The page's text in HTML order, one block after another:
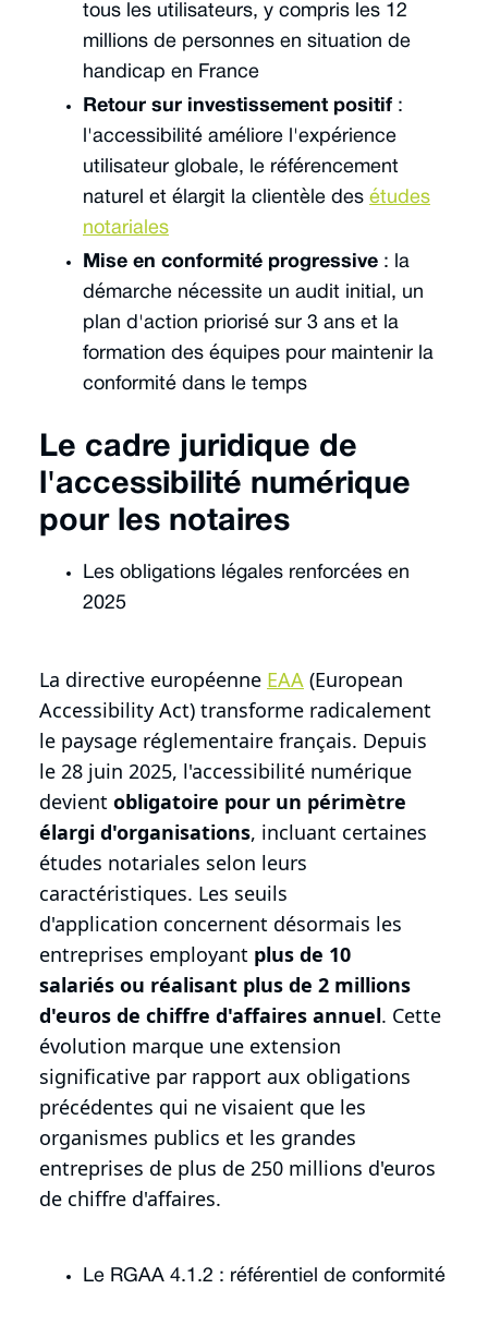
tous les utilisateurs, y compris les 12
millions de personnes en situation de
handicap en France
Retour sur investissement positif :
l'accessibilité améliore l'expérience
utilisateur globale, le référencement
naturel et élargit la clientèle des études
notariales
Mise en conformité progressive : la
démarche nécessite un audit initial, un
plan d'action priorisé sur 3 ans et la
formation des équipes pour maintenir la
conformité dans le temps
Le cadre juridique de
l'accessibilité numérique
pour les notaires
Les obligations légales renforcées en
2025
La directive européenne EAA (European
Accessibility Act) transforme radicalement
le paysage réglementaire français. Depuis
le 28 juin 2025, l'accessibilité numérique
devient obligatoire pour un périmètre
élargi d'organisations, incluant certaines
études notariales selon leurs
caractéristiques. Les seuils
d'application concernent désormais les
entreprises employant plus de 10
salariés ou réalisant plus de 2 millions
d'euros de chiffre d'affaires annuel. Cette
évolution marque une extension
significative par rapport aux obligations
précédentes qui ne visaient que les
organismes publics et les grandes
entreprises de plus de 250 millions d'euros
de chiffre d'affaires.
Le RGAA 4.1.2 : référentiel de conformité